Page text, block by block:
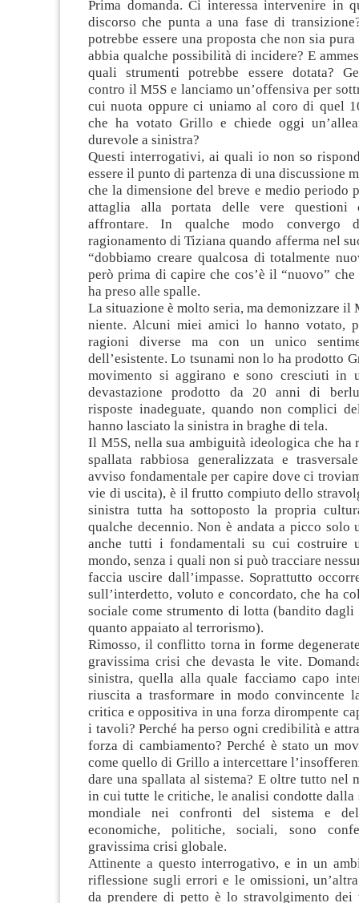
Prima domanda. Ci interessa intervenire in
discorso che punta a una fase di
potrebbe essere una proposta che non sia
abbia qualche possibilità di incidere? E
quali strumenti potrebbe essere dotata?
contro il M5S e lanciamo un’offensiva per
cui nuota oppure ci uniamo al coro di quel
che ha votato Grillo e chiede oggi
durevole a sinistra?
Questi interrogativi, ai quali io non so
essere il punto di partenza di una discussione
che la dimensione del breve e medio periodo
attaglia alla portata delle vere questioni
affrontare. In qualche modo convergo
ragionamento di Tiziana quando afferma nel
“dobbiamo creare qualcosa di totalmente
però prima di capire che cos’è il “nuovo”
ha preso alle spalle.
La situazione è molto seria, ma demonizzare il
niente. Alcuni miei amici lo hanno votato,
ragioni diverse ma con un unico
dell’esistente. Lo tsunami non lo ha prodotto
movimento si aggirano e sono cresciuti in
devastazione prodotto da 20 anni di
risposte inadeguate, quando non complici
hanno lasciato la sinistra in braghe di tela.
Il M5S, nella sua ambiguità ideologica che ha
spallata rabbiosa generalizzata e
avviso fondamentale per capire dove ci
vie di uscita), è il frutto compiuto dello
sinistra tutta ha sottoposto la propria
qualche decennio. Non è andata a picco solo
anche tutti i fondamentali su cui costruire
mondo, senza i quali non si può tracciare
faccia uscire dall’impasse. Soprattutto
sull’interdetto, voluto e concordato, che ha
sociale come strumento di lotta (bandito dagli
quanto appaiato al terrorismo).
Rimosso, il conflitto torna in forme
gravissima crisi che devasta le vite.
sinistra, quella alla quale facciamo capo
riuscita a trasformare in modo convincente
critica e oppositiva in una forza dirompente
i tavoli? Perché ha perso ogni credibilità e
forza di cambiamento? Perché è stato un
come quello di Grillo a intercettare
dare una spallata al sistema? E oltre tutto nel
in cui tutte le critiche, le analisi condotte dalla
mondiale nei confronti del sistema e
economiche, politiche, sociali, sono
gravissima crisi globale.
Attinente a questo interrogativo, e in un
riflessione sugli errori e le omissioni,
da prendere di petto è lo stravolgimento